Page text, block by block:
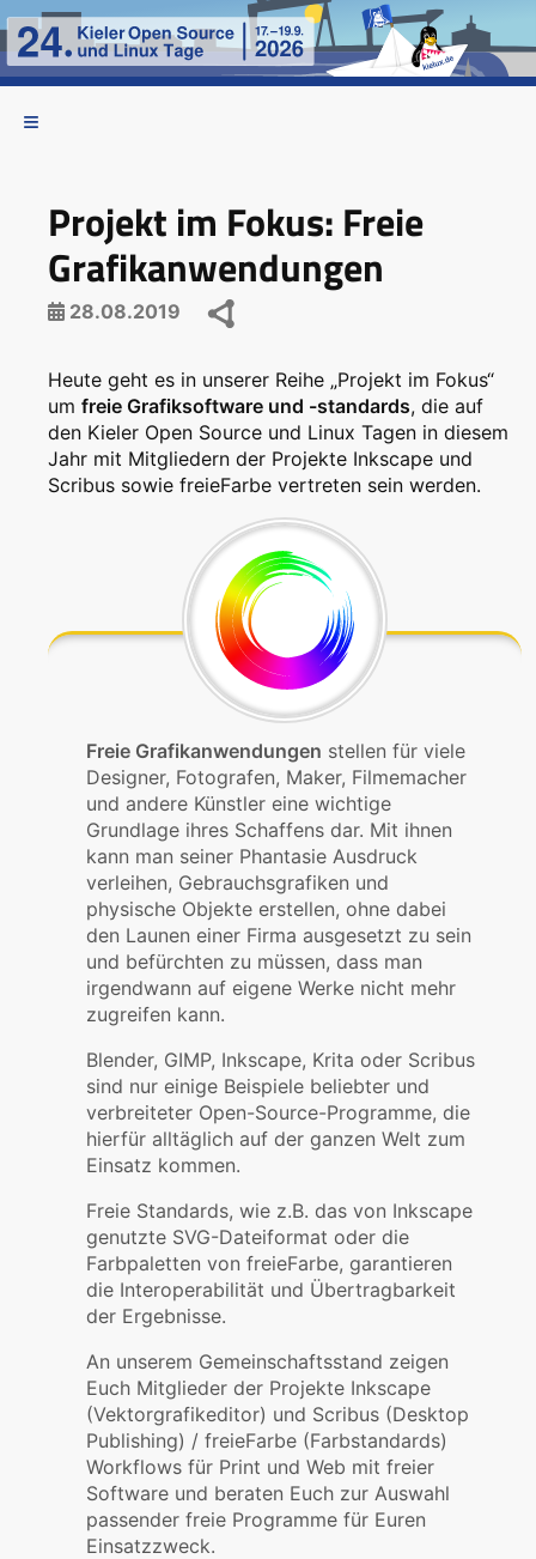
Projekt im Fokus: Freie
Grafikanwendungen
28.08.2019
Heute geht es in unserer Reihe „Projekt im Fokus“
um freie Grafiksoftware und -standards, die auf
den Kieler Open Source und Linux Tagen in diesem
Jahr mit Mitgliedern der Projekte Inkscape und
Scribus sowie freieFarbe vertreten sein werden.
Freie Grafikanwendungen stellen für viele
Designer, Fotografen, Maker, Filmemacher
und andere Künstler eine wichtige
Grundlage ihres Schaffens dar. Mit ihnen
kann man seiner Phantasie Ausdruck
verleihen, Gebrauchsgrafiken und
physische Objekte erstellen, ohne dabei
den Launen einer Firma ausgesetzt zu sein
und befürchten zu müssen, dass man
irgendwann auf eigene Werke nicht mehr
zugreifen kann.
Blender, GIMP, Inkscape, Krita oder Scribus
sind nur einige Beispiele beliebter und
verbreiteter Open-Source-Programme, die
hierfür alltäglich auf der ganzen Welt zum
Einsatz kommen.
Freie Standards, wie z.B. das von Inkscape
genutzte SVG-Dateiformat oder die
Farbpaletten von freieFarbe, garantieren
die Interoperabilität und Übertragbarkeit
der Ergebnisse.
An unserem Gemeinschaftsstand zeigen
Euch Mitglieder der Projekte Inkscape
(Vektorgrafikeditor) und Scribus (Desktop
Publishing) / freieFarbe (Farbstandards)
Workflows für Print und Web mit freier
Software und beraten Euch zur Auswahl
passender freie Programme für Euren
Einsatzzweck.